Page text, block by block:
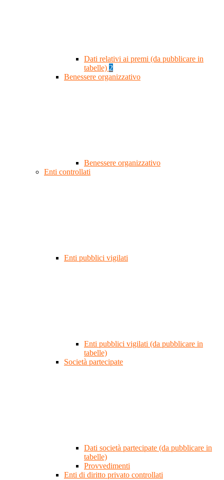
Dati relativi ai premi (da pubblicare in
tabelle) 2
Benessere organizzativo
Benessere organizzativo
Enti controllati
Enti pubblici vigilati
Enti pubblici vigilati (da pubblicare in
tabelle)
Società partecipate
Dati società partecipate (da pubblicare in
tabelle)
Provvedimenti
Enti di diritto privato controllati